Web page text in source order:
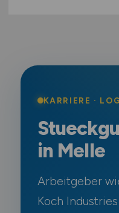
KARRIERE ·
in Melle
Arbeitgeber
Koch